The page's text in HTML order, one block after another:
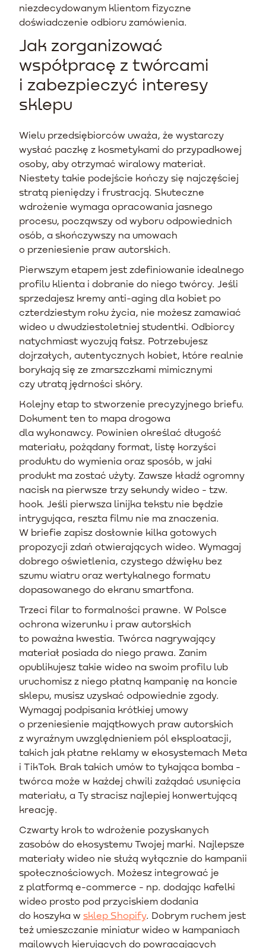
niezdecydowanym klientom fizyczne
doświadczenie odbioru zamówienia.
Jak zorganizować
współpracę z twórcami
i zabezpieczyć interesy
sklepu
Wielu przedsiębiorców uważa, że wystarczy
wysłać paczkę z kosmetykami do przypadkowej
osoby, aby otrzymać wiralowy materiał.
Niestety takie podejście kończy się najczęściej
stratą pieniędzy i frustracją. Skuteczne
wdrożenie wymaga opracowania jasnego
procesu, począwszy od wyboru odpowiednich
osób, a skończywszy na umowach
o przeniesienie praw autorskich.
Pierwszym etapem jest zdefiniowanie idealnego
profilu klienta i dobranie do niego twórcy. Jeśli
sprzedajesz kremy anti-aging dla kobiet po
czterdziestym roku życia, nie możesz zamawiać
wideo u dwudziestoletniej studentki. Odbiorcy
natychmiast wyczują fałsz. Potrzebujesz
dojrzałych, autentycznych kobiet, które realnie
borykają się ze zmarszczkami mimicznymi
czy utratą jędrności skóry.
Kolejny etap to stworzenie precyzyjnego briefu.
Dokument ten to mapa drogowa
dla wykonawcy. Powinien określać długość
materiału, pożądany format, listę korzyści
produktu do wymienia oraz sposób, w jaki
produkt ma zostać użyty. Zawsze kładź ogromny
nacisk na pierwsze trzy sekundy wideo - tzw.
hook. Jeśli pierwsza linijka tekstu nie będzie
intrygująca, reszta filmu nie ma znaczenia.
W briefie zapisz dosłownie kilka gotowych
propozycji zdań otwierających wideo. Wymagaj
dobrego oświetlenia, czystego dźwięku bez
szumu wiatru oraz wertykalnego formatu
dopasowanego do ekranu smartfona.
Trzeci filar to formalności prawne. W Polsce
ochrona wizerunku i praw autorskich
to poważna kwestia. Twórca nagrywający
materiał posiada do niego prawa. Zanim
opublikujesz takie wideo na swoim profilu lub
uruchomisz z niego płatną kampanię na koncie
sklepu, musisz uzyskać odpowiednie zgody.
Wymagaj podpisania krótkiej umowy
o przeniesienie majątkowych praw autorskich
z wyraźnym uwzględnieniem pól eksploatacji,
takich jak płatne reklamy w ekosystemach Meta
i TikTok. Brak takich umów to tykająca bomba -
twórca może w każdej chwili zażądać usunięcia
materiału, a Ty stracisz najlepiej konwertującą
kreację.
Czwarty krok to wdrożenie pozyskanych
zasobów do ekosystemu Twojej marki. Najlepsze
materiały wideo nie służą wyłącznie do kampanii
społecznościowych. Możesz integrować je
z platformą e-commerce - np. dodając kafelki
wideo prosto pod przyciskiem dodania
do koszyka w sklep Shopify. Dobrym ruchem jest
też umieszczanie miniatur wideo w kampaniach
mailowych kierujących do powracających